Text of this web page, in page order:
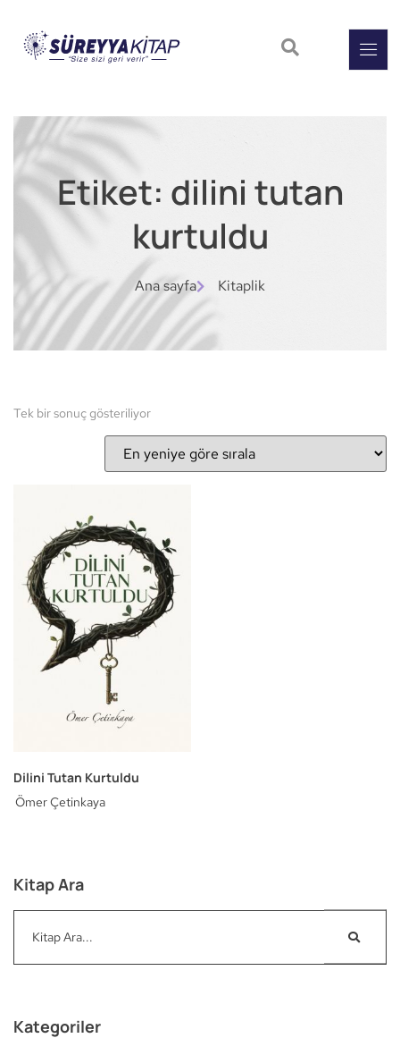
Etiket: dilini tutan
kurtuldu
Ana sayfa Kitaplik
Kitap Ara
Kategoriler
Tek bir sonuç gösteriliyor
Dilini Tutan Kurtuldu
Ömer Çetinkaya